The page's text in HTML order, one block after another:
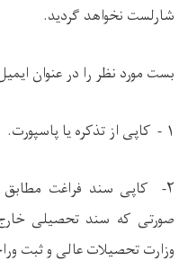
شارلست نخواهد گردید.
بست مورد نظر را در عنوان
۱ - کاپی از تذکره یا پاسپورت.
۲- کاپی سند فراغت
صورتی که سند تحصیلی
وزارت تحصیلات عالی و ثبت